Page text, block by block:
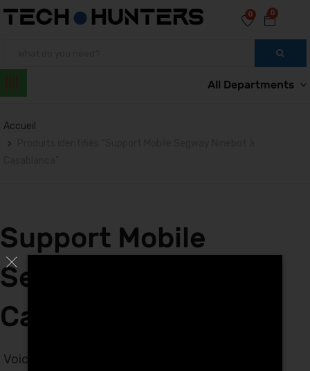
0
0
All Departments
Accueil
Support Mobile
Segway Ninebot à
Casablanca
Voici le seul résultat